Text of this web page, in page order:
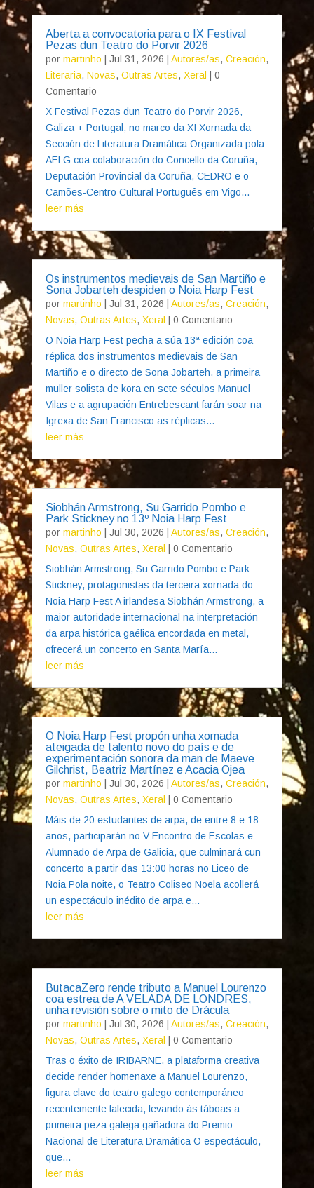
Aberta a convocatoria para o IX Festival
Pezas dun Teatro do Porvir 2026
por martinho Jul 31, 2026 Autores/as, Creación,
Literaria, Novas, Outras Artes, Xeral
| 0
Comentario
X Festival Pezas dun Teatro do Porvir 2026,
Galiza + Portugal, no marco da XI Xornada da
Sección de Literatura Dramática Organizada pola
AELG coa colaboración do Concello da Coruña,
Deputación Provincial da Coruña, CEDRO e o
Camões-Centro Cultural Português em Vigo...
leer más
Os instrumentos medievais de San Martiño e
Sona Jobarteh despiden o Noia Harp Fest
por martinho Jul 31, 2026 Autores/as, Creación,
Novas, Outras Artes, Xeral
| 0 Comentario
O Noia Harp Fest pecha a súa 13ª edición coa
réplica dos instrumentos medievais de San
Martiño e o directo de Sona Jobarteh, a primeira
muller solista de kora en sete séculos Manuel
Vilas e a agrupación Entrebescant farán soar na
Igrexa de San Francisco as réplicas...
leer más
Siobhán Armstrong, Su Garrido Pombo e
Park Stickney no 13º Noia Harp Fest
por martinho Jul 30, 2026 Autores/as, Creación,
Novas, Outras Artes, Xeral
| 0 Comentario
Siobhán Armstrong, Su Garrido Pombo e Park
Stickney, protagonistas da terceira xornada do
Noia Harp Fest A irlandesa Siobhán Armstrong, a
maior autoridade internacional na interpretación
da arpa histórica gaélica encordada en metal,
ofrecerá un concerto en Santa María...
leer más
O Noia Harp Fest propón unha xornada
ateigada de talento novo do país e de
experimentación sonora da man de Maeve
Gilchrist, Beatriz Martínez e Acacia Ojea
por martinho Jul 30, 2026 Autores/as, Creación,
Novas, Outras Artes, Xeral
| 0 Comentario
Máis de 20 estudantes de arpa, de entre 8 e 18
anos, participarán no V Encontro de Escolas e
Alumnado de Arpa de Galicia, que culminará cun
concerto a partir das 13:00 horas no Liceo de
Noia Pola noite, o Teatro Coliseo Noela acollerá
un espectáculo inédito de arpa e...
leer más
ButacaZero rende tributo a Manuel Lourenzo
coa estrea de A VELADA DE LONDRES,
unha revisión sobre o mito de Drácula
por martinho Jul 30, 2026 Autores/as, Creación,
Novas, Outras Artes, Xeral
| 0 Comentario
Tras o éxito de IRIBARNE, a plataforma creativa
decide render homenaxe a Manuel Lourenzo,
figura clave do teatro galego contemporáneo
recentemente falecida, levando ás táboas a
primeira peza galega gañadora do Premio
Nacional de Literatura Dramática O espectáculo,
que...
leer más